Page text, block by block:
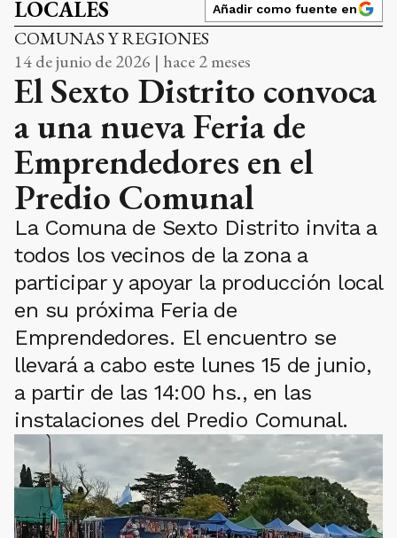
LOCALES Añadir como fuente en
COMUNAS Y REGIONES
14 de junio de 2026 | hace 2 meses
El Sexto Distrito convoca
a una nueva Feria de
Emprendedores en el
Predio Comunal
La Comuna de Sexto Distrito invita a
todos los vecinos de la zona a
participar y apoyar la producción local
en su próxima Feria de
Emprendedores. El encuentro se
llevará a cabo este lunes 15 de junio,
a partir de las 14:00 hs., en las
instalaciones del Predio Comunal.